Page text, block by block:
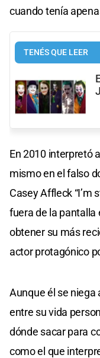
cuando tenía
TENÉS QUE LEER
En 2010 interpretó
mismo en el falso
Casey Affleck “I’m
fuera de la pantalla
obtener su más
actor protagónico
Aunque él se
entre su vida
dónde sacar para
como el que